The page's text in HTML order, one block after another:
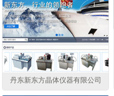
丹东新东方晶体仪器有限公司